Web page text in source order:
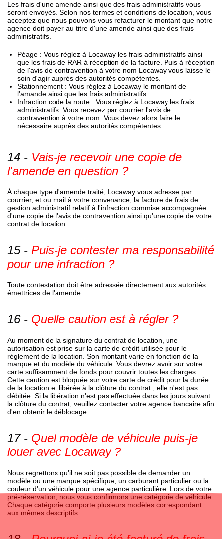
Les frais d'une amende ainsi que des frais administratifs vous
seront envoyés. Selon nos termes et conditions de location, vous
acceptez que nous pouvons vous refacturer le montant que notre
agence doit payer au titre d'une amende ainsi que des frais
administratifs.
Péage : Vous réglez à Locaway les frais administratifs ainsi
que les frais de RAR à réception de la facture. Puis à réception
de l'avis de contravention à votre nom Locaway vous laisse le
soin d'agir auprès des autorités compétentes.
Stationnement : Vous réglez à Locaway le montant de
l'amande ainsi que les frais administratifs.
Infraction code la route : Vous réglez à Locaway les frais
administratifs. Vous recevez par courrier l'avis de
contravention à votre nom. Vous devez alors faire le
nécessaire auprès des autorités compétentes.
Vais-je recevoir une copie de
l'amende en question ?
À chaque type d'amende traité, Locaway vous adresse par
courrier, et ou mail à votre convenance, la facture de frais de
gestion administratif relatif à l'infraction commise accompagnée
d'une copie de l'avis de contravention ainsi qu'une copie de votre
contrat de location.
Puis-je contester ma responsabilité
pour une infraction ?
Toute contestation doit être adressée directement aux autorités
émettrices de l'amende.
Quelle caution est à régler ?
Au moment de la signature du contrat de location, une
autorisation est prise sur la carte de crédit utilisée pour le
règlement de la location. Son montant varie en fonction de la
marque et du modèle du véhicule. Vous devrez avoir sur votre
carte suffisamment de fonds pour couvrir toutes les charges.
Cette caution est bloquée sur votre carte de crédit pour la durée
de la location et libérée à la clôture du contrat ; elle n'est pas
débitée. Si la libération n'est pas effectuée dans les jours suivant
la clôture du contrat, veuillez contacter votre agence bancaire afin
d'en obtenir le déblocage.
Quel modèle de véhicule puis-je
louer avec Locaway ?
Nous regrettons qu'il ne soit pas possible de demander un
modèle ou une marque spécifique, un carburant particulier ou la
couleur d'un véhicule pour une agence particulière. Lors de votre
pré-réservation, nous vous confirmons une catégorie de véhicule.
Chaque catégorie comporte plusieurs modèles correspondant
aux mêmes descriptifs.